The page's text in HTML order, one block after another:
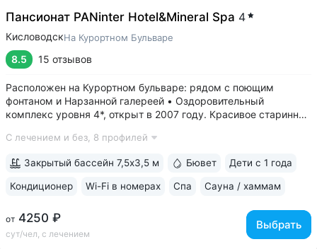
Пансионат PANinter Hotel&Mineral Spa 4
КисловодскНа Курортном Бульваре
8.5 15 отзывов
Расположен на Курортном бульваре: рядом с поющим
фонтаном и Нарзанной галереей • Оздоровительный
комплекс уровня 4*, открыт в 2007 году. Красивое старинное
с видом на главную улицу города. Во всех номерах:
С лечением и без, 8 профилей
от 4250 ₽
сут/чел, с лечением
Выбрать
Закрытый бассейн 7,5х3,5 м Бювет Дети с 1 года
Кондиционер Wi-Fi в номерах Спа Сауна / хаммам